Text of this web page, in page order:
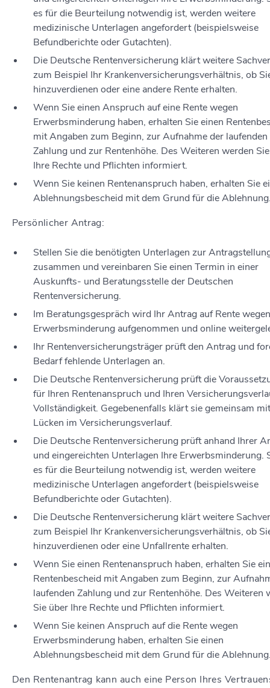
es für die Beurteilung notwendig ist, werden weitere
medizinische Unterlagen angefordert (beispielsweise
Befundberichte oder Gutachten).
Die Deutsche Rentenversicherung klärt weitere
zum Beispiel Ihr Krankenversicherungsverhältnis, ob
hinzuverdienen oder eine andere Rente erhalten.
Wenn Sie einen Anspruch auf eine Rente wegen
Erwerbsminderung haben, erhalten Sie einen
mit Angaben zum Beginn, zur Aufnahme der laufenden
Zahlung und zur Rentenhöhe. Des Weiteren werden
Ihre Rechte und Pflichten informiert.
Wenn Sie keinen Rentenanspruch haben, erhalten Sie
Ablehnungsbescheid mit dem Grund für die
Persönlicher Antrag:
Stellen Sie die benötigten Unterlagen zur
zusammen und vereinbaren Sie einen Termin in einer
Auskunfts- und Beratungsstelle der Deutschen
Rentenversicherung.
Im Beratungsgespräch wird Ihr Antrag auf Rente wegen
Erwerbsminderung aufgenommen und online
Ihr Rentenversicherungsträger prüft den Antrag und
Bedarf fehlende Unterlagen an.
Die Deutsche Rentenversicherung prüft die
für Ihren Rentenanspruch und Ihren
Vollständigkeit. Gegebenenfalls klärt sie gemeinsam
Lücken im Versicherungsverlauf.
Die Deutsche Rentenversicherung prüft anhand Ihrer
und eingereichten Unterlagen Ihre Erwerbsminderung.
es für die Beurteilung notwendig ist, werden weitere
medizinische Unterlagen angefordert (beispielsweise
Befundberichte oder Gutachten).
Die Deutsche Rentenversicherung klärt weitere
zum Beispiel Ihr Krankenversicherungsverhältnis, ob
hinzuverdienen oder eine Unfallrente erhalten.
Wenn Sie einen Rentenanspruch haben, erhalten Sie
Rentenbescheid mit Angaben zum Beginn, zur
laufenden Zahlung und zur Rentenhöhe. Des Weiteren
Sie über Ihre Rechte und Pflichten informiert.
Wenn Sie keinen Anspruch auf die Rente wegen
Erwerbsminderung haben, erhalten Sie einen
Ablehnungsbescheid mit dem Grund für die
Den Rentenantrag kann auch eine Person Ihres